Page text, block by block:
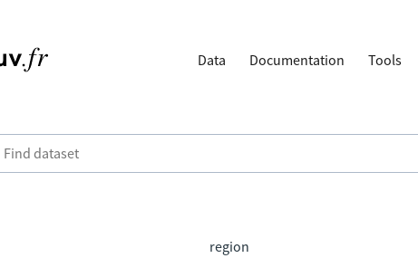
Data Documentation Tools
region